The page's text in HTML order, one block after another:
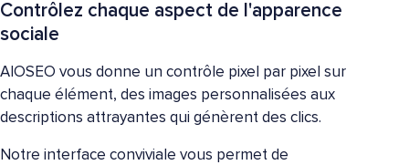
Contrôlez chaque aspect de l'apparence
sociale
AIOSEO vous donne un contrôle pixel par pixel sur
chaque élément, des images personnalisées aux
descriptions attrayantes qui génèrent des clics.
Notre interface conviviale vous permet de